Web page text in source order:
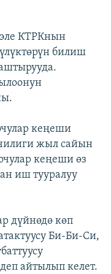
КТРКнын
билиш
кеңеши
жыл сайын
кеңеши өз
иш тууралуу
дүйнөдө көп
Би-Би-Си,
айтылып келет.